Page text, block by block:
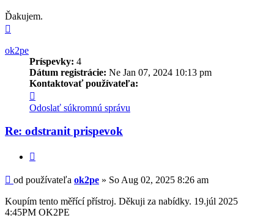
Ďakujem.
ok2pe
Príspevky: 4
Dátum registrácie: Ne Jan 07, 2024 10:13 pm
Kontaktovať používateľa:
informácie
používateľa
-
ok2pe
Odoslať súkromnú správu
Re: odstranit prispevok
Príspevok
od používateľa ok2pe » So Aug 02, 2025 8:26 am
Koupím tento měřící přístroj. Děkuji za nabídky. 19.júl 2025
4:45PM OK2PE